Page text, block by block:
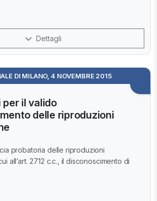
Dettagli
DI MILANO, 4 NOVEMBRE 2015
il valido
delle riproduzioni
probatoria delle riproduzioni
all’art. 2712 c.c., il disconoscimento di